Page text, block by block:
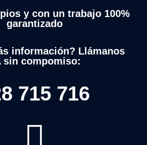
y con un trabajo 100%
garantizado
información? Llámanos
sin compomiso:
715 716